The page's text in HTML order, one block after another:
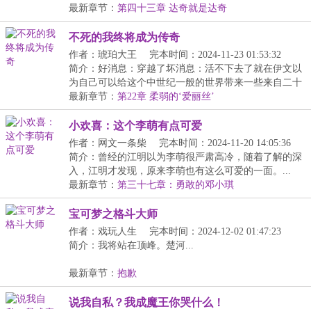
了，自...
最新章节： 第四十三章 达奇就是达奇
不死的我终将成为传奇
作者：琥珀大王
完本时间：2024-11-23 01:53:32
简介：好消息：穿越了坏消息：活不下去了就在伊文以
为自己可以给这个中世纪一般的世界带来一些来自二十
一...
最新章节： 第22章 柔弱的‘爱丽丝’
小欢喜：这个李萌有点可爱
作者：网文一条柴
完本时间：2024-11-20 14:05:36
简介：曾经的江明以为李萌很严肃高冷，随着了解的深
入，江明才发现，原来李萌也有这么可爱的一面。...
最新章节： 第三十七章：勇敢的邓小琪
宝可梦之格斗大师
作者：戏玩人生
完本时间：2024-12-02 01:47:23
简介：我将站在顶峰。楚河...
最新章节： 抱歉
说我自私？我成魔王你哭什么！